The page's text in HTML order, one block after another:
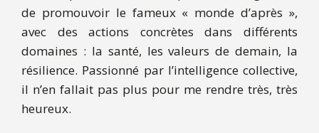
de promouvoir le fameux « monde d’après »,
avec des actions concrètes dans différents
domaines : la santé, les valeurs de demain, la
résilience. Passionné par l’intelligence collective,
il n’en fallait pas plus pour me rendre très, très
heureux.